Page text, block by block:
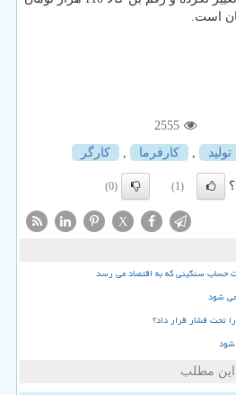
2555
تولید , كارفرما , كارگر
(1)
(0)
X
حساب سنگینی که به اقتصاد می رسد
می شود
تحت فشار قرار داد؟
شود
این مطلب